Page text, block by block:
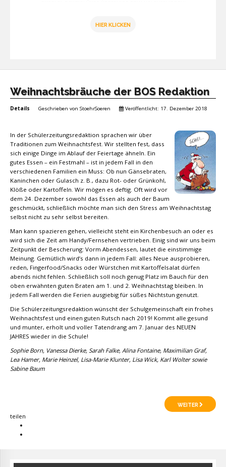
HIER KLICKEN
Weihnachtsbräuche der BOS Redaktion
Details Geschrieben von StoehrSoeren Veröffentlicht: 17. Dezember 2018
In der Schülerzeitungsredaktion sprachen wir über
Traditionen zum Weihnachtsfest. Wir stellten fest, dass
sich einige Dinge im Ablauf der Feiertage ähneln. Ein
gutes Essen – ein Festmahl – ist in jedem Fall in den
verschiedenen Familien ein Muss: Ob nun Gänsebraten,
Kaninchen oder Gulasch z. B., dazu Rot- oder Grünkohl,
Klöße oder Kartoffeln. Wir mögen es deftig. Oft wird vor
dem 24. Dezember sowohl das Essen als auch der Baum
geschmückt, schließlich möchte man sich den Stress am Weihnachtstag
selbst nicht zu sehr selbst bereiten.
Man kann spazieren gehen, vielleicht steht ein Kirchenbesuch an oder es
wird sich die Zeit am Handy/Fernsehen vertrieben. Einig sind wir uns beim
Zeitpunkt der Bescherung: Vorm Abendessen, lautet die einstimmige
Meinung. Gemütlich wird’s dann in jedem Fall: alles Neue ausprobieren,
reden, Fingerfood/Snacks oder Würstchen mit Kartoffelsalat dürfen
abends nicht fehlen. Schließlich soll noch genug Platz im Bauch für den
oben erwähnten guten Braten am 1. und 2. Weihnachtstag bleiben. In
jedem Fall werden die Ferien ausgiebig für süßes Nichtstun genutzt.
Die Schülerzeitungsredaktion wünscht der Schulgemeinschaft ein frohes
Weihnachtsfest und einen guten Rutsch nach 2019! Kommt alle gesund
und munter, erholt und voller Tatendrang am 7. Januar des NEUEN
JAHRES wieder in die Schule!
Sophie Born, Vanessa Dierke, Sarah Falke, Alina Fontaine, Maximilian Graf,
Lea Hamer, Marie Heinzel, Lisa-Marie Klunter, Lisa Wick, Karl Woltersowie
Sabine Baum
WEITER
teilen